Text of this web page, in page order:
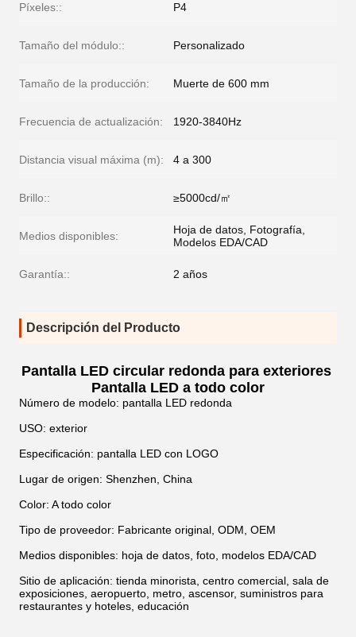
Píxeles:: P4
Tamaño del módulo:: Personalizado
Tamaño de la producción: Muerte de 600 mm
Frecuencia de actualización: 1920-3840Hz
Distancia visual máxima (m): 4 a 300
Brillo:: ≥5000cd/㎡
Medios disponibles:
Hoja de datos, Fotografía,
Modelos EDA/CAD
Garantía:: 2 años
Descripción del Producto
Pantalla LED circular redonda para exteriores
Pantalla LED a todo color
Número de modelo: pantalla LED redonda
USO: exterior
Especificación: pantalla LED con LOGO
Lugar de origen: Shenzhen, China
Color: A todo color
Tipo de proveedor: Fabricante original, ODM, OEM
Medios disponibles: hoja de datos, foto, modelos EDA/CAD
Sitio de aplicación: tienda minorista, centro comercial, sala de
exposiciones, aeropuerto, metro, ascensor, suministros para
restaurantes y hoteles, educación